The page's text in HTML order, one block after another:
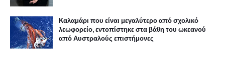
Καλαμάρι που είναι μεγαλύτερο από σχολικό
λεωφορείο, εντοπίστηκε στα βάθη του ωκεανού
από Αυστραλούς επιστήμονες